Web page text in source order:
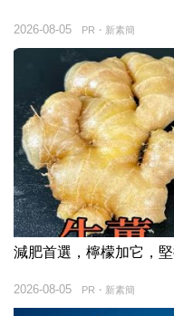
PR・新素簡
2026-08-05
減肥首選，檸檬加它，
PR・新素簡
2026-08-05